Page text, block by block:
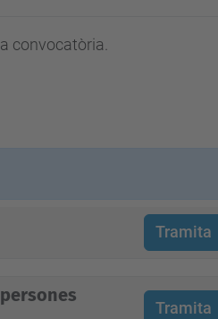
convocatòria.
Tramita
Tramita